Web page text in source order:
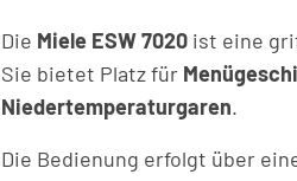
Die Miele ESW 7020 ist eine
Sie bietet Platz für
Niedertemperaturgaren.
Die Bedienung erfolgt über